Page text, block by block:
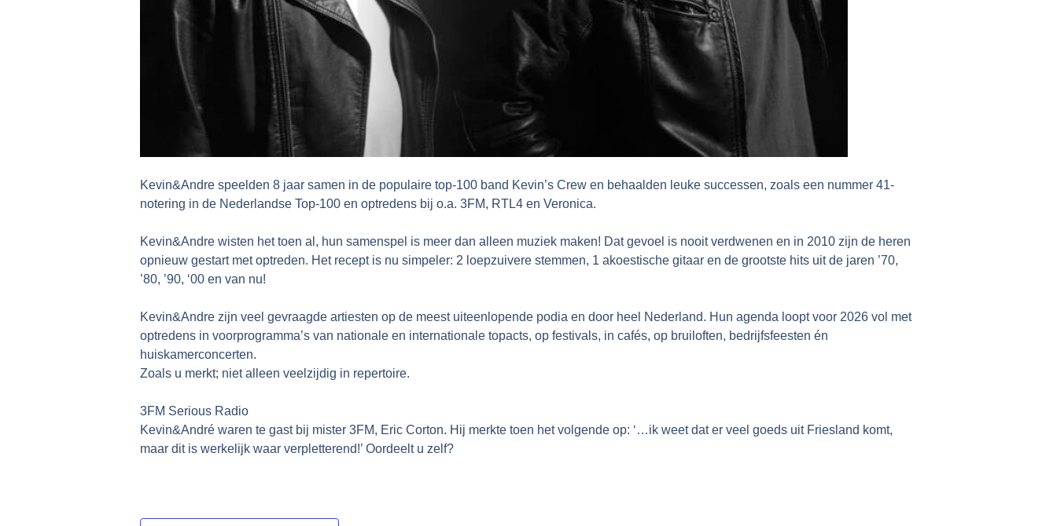
Kevin&Andre speelden 8 jaar samen in de populaire top-100 band Kevin’s Crew en behaalden leuke successen, zoals een nummer 41-
notering in de Nederlandse Top-100 en optredens bij o.a. 3FM, RTL4 en Veronica.
Kevin&Andre wisten het toen al, hun samenspel is meer dan alleen muziek maken! Dat gevoel is nooit verdwenen en in 2010 zijn de heren
opnieuw gestart met optreden. Het recept is nu simpeler: 2 loepzuivere stemmen, 1 akoestische gitaar en de grootste hits uit de jaren ’70,
’80, ’90, ‘00 en van nu!
Kevin&Andre zijn veel gevraagde artiesten op de meest uiteenlopende podia en door heel Nederland. Hun agenda loopt voor 2026 vol met
optredens in voorprogramma’s van nationale en internationale topacts, op festivals, in cafés, op bruiloften, bedrijfsfeesten én
huiskamerconcerten.
Zoals u merkt; niet alleen veelzijdig in repertoire.
3FM Serious Radio
Kevin&André waren te gast bij mister 3FM, Eric Corton. Hij merkte toen het volgende op: ‘…ik weet dat er veel goeds uit Friesland komt,
maar dit is werkelijk waar verpletterend!’ Oordeelt u zelf?